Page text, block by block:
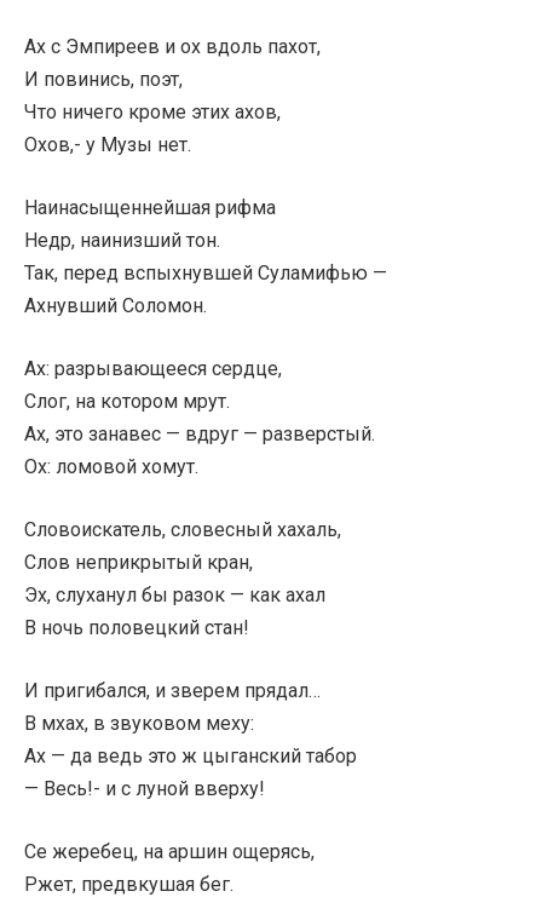
Ах с Эмпиреев и ох вдоль пахот,
И повинись, поэт,
Что ничего кроме этих ахов,
Охов,- у Музы нет.
Наинасыщеннейшая рифма
Недр, наинизший тон.
Так, перед вспыхнувшей Суламифью —
Ахнувший Соломон.
Ах: разрывающееся сердце,
Слог, на котором мрут.
Ах, это занавес — вдруг — разверстый.
Ох: ломовой хомут.
Словоискатель, словесный хахаль,
Слов неприкрытый кран,
Эх, слуханул бы разок — как ахал
В ночь половецкий стан!
И пригибался, и зверем прядал…
В мхах, в звуковом меху:
Ах — да ведь это ж цыганский табор
— Весь!- и с луной вверху!
Се жеребец, на аршин ощерясь,
Ржет, предвкушая бег.